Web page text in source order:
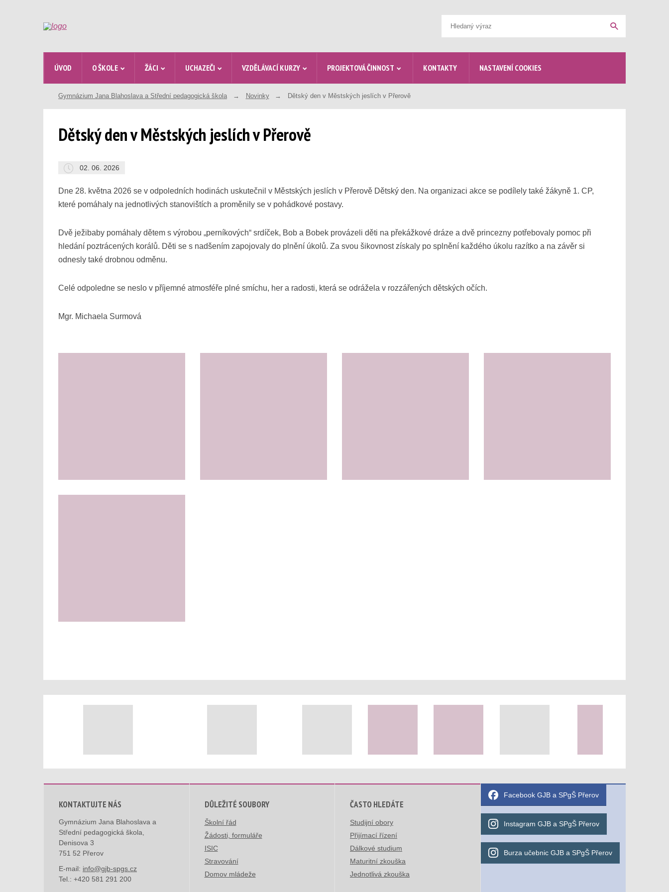
Hledat
ÚVOD O ŠKOLE ŽÁCI UCHAZEČI VZDĚLÁVACÍ KURZY PROJEKTOVÁ ČINNOST KONTAKTY NASTAVENÍ COOKIES
Gymnázium Jana Blahoslava a Střední pedagogická škola Novinky Dětský den v Městských jeslích v Přerově
Dětský den v Městských jeslích v Přerově
02. 06. 2026
Dne 28. května 2026 se v odpoledních hodinách uskutečnil v Městských jeslích v Přerově Dětský den. Na organizaci akce se podílely také žákyně 1. CP,
které pomáhaly na jednotlivých stanovištích a proměnily se v pohádkové postavy.
Dvě ježibaby pomáhaly dětem s výrobou „perníkových“ srdíček, Bob a Bobek provázeli děti na překážkové dráze a dvě princezny potřebovaly pomoc při
hledání poztrácených korálů. Děti se s nadšením zapojovaly do plnění úkolů. Za svou šikovnost získaly po splnění každého úkolu razítko a na závěr si
odnesly také drobnou odměnu.
Celé odpoledne se neslo v příjemné atmosféře plné smíchu, her a radosti, která se odrážela v rozzářených dětských očích.
Mgr. Michaela Surmová
KONTAKTUJTE NÁS
Gymnázium Jana Blahoslava a
Střední pedagogická škola,
Denisova 3
751 52 Přerov
E-mail: info@gjb-spgs.cz
Tel.: +420 581 291 200
DŮLEŽITÉ SOUBORY
Školní řád
Žádosti, formuláře
ISIC
Stravování
Domov mládeže
ČASTO HLEDÁTE
Studijní obory
Přijímací řízení
Dálkové studium
Maturitní zkouška
Jednotlivá zkouška
Facebook GJB a SPgŠ Přerov
Instagram GJB a SPgŠ Přerov
Burza učebnic GJB a SPgŠ Přerov